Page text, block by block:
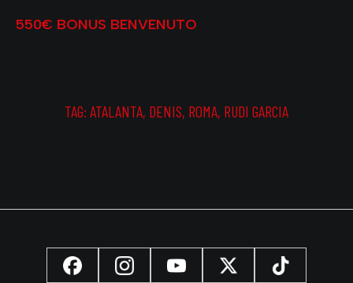
550€ BONUS BENVENUTO
TAG: ATALANTA, DENIS, ROMA, RUDI GARCIA